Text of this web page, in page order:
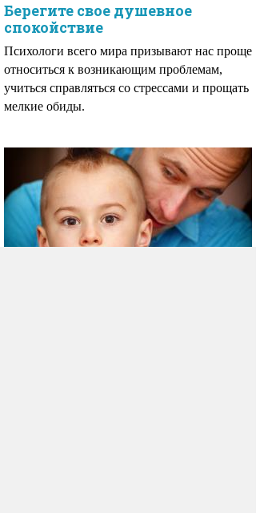
Берегите свое душевное
спокойствие
Психологи всего мира призывают нас проще
относиться к возникающим проблемам,
учиться справляться со стрессами и прощать
мелкие обиды.